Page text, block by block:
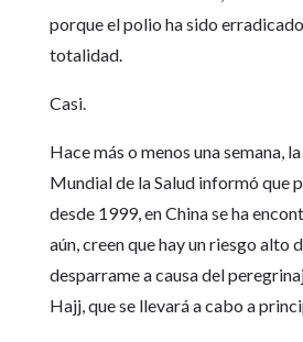
porque el polio ha sido
totalidad.
Casi.
Hace más o menos una semana,
Mundial de la Salud informó que
desde 1999, en China se ha
aún, creen que hay un riesgo alto
desparrame a causa del
Hajj, que se llevará a cabo a